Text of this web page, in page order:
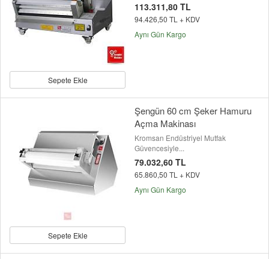
Sepete Ekle
113.311,80 TL
94.426,50 TL + KDV
Aynı Gün Kargo
Sepete Ekle
Şengün 60 cm Şeker Hamuru
Açma Makinası
Kromsan Endüstriyel Mutfak
Güvencesiyle...
79.032,60 TL
65.860,50 TL + KDV
Aynı Gün Kargo